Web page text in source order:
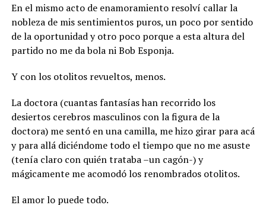
En el mismo acto de enamoramiento resolví callar la
nobleza de mis sentimientos puros, un poco por sentido
de la oportunidad y otro poco porque a esta altura del
partido no me da bola ni Bob Esponja.
Y con los otolitos revueltos, menos.
La doctora (cuantas fantasías han recorrido los
desiertos cerebros masculinos con la figura de la
doctora) me sentó en una camilla, me hizo girar para acá
y para allá diciéndome todo el tiempo que no me asuste
(tenía claro con quién trataba –un cagón-) y
mágicamente me acomodó los renombrados otolitos.
El amor lo puede todo.